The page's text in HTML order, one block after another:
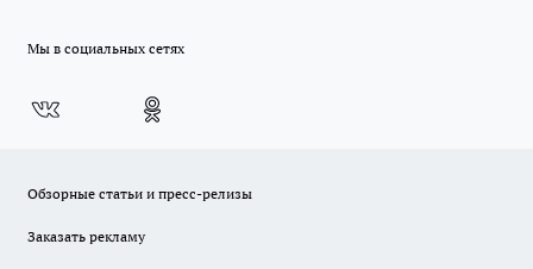
Мы в социальных сетях
Обзорные статьи и пресс-релизы
Заказать рекламу